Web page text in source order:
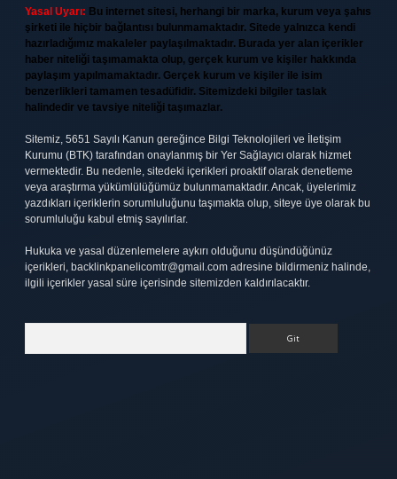
Yasal Uyarı: Bu internet sitesi, herhangi bir marka, kurum veya şahıs
şirketi ile hiçbir bağlantısı bulunmamaktadır. Sitede yalnızca kendi
hazırladığımız makaleler paylaşılmaktadır. Burada yer alan içerikler
haber niteliği taşımamakta olup, gerçek kurum ve kişiler hakkında
paylaşım yapılmamaktadır. Gerçek kurum ve kişiler ile isim
benzerlikleri tamamen tesadüfidir. Sitemizdeki bilgiler taslak
halindedir ve tavsiye niteliği taşımazlar.
Sitemiz, 5651 Sayılı Kanun gereğince Bilgi Teknolojileri ve İletişim
Kurumu (BTK) tarafından onaylanmış bir Yer Sağlayıcı olarak hizmet
vermektedir. Bu nedenle, sitedeki içerikleri proaktif olarak denetleme
veya araştırma yükümlülüğümüz bulunmamaktadır. Ancak, üyelerimiz
yazdıkları içeriklerin sorumluluğunu taşımakta olup, siteye üye olarak bu
sorumluluğu kabul etmiş sayılırlar.
Hukuka ve yasal düzenlemelere aykırı olduğunu düşündüğünüz
içerikleri, backlinkpanelicomtr@gmail.com adresine bildirmeniz halinde,
ilgili içerikler yasal süre içerisinde sitemizden kaldırılacaktır.